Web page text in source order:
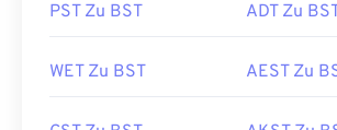
PST Zu BST ADT Zu
WET Zu BST AEST Zu